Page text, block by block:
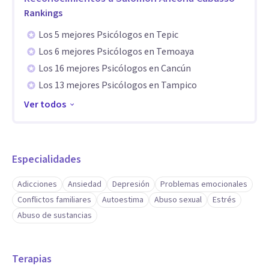
Rankings
Los 5 mejores Psicólogos en Tepic
Los 6 mejores Psicólogos en Temoaya
Los 16 mejores Psicólogos en Cancún
Los 13 mejores Psicólogos en Tampico
Ver todos
Especialidades
Adicciones Ansiedad Depresión
Problemas emocionales
Conflictos familiares
Autoestima Abuso sexual
Estrés
Abuso de sustancias
Terapias